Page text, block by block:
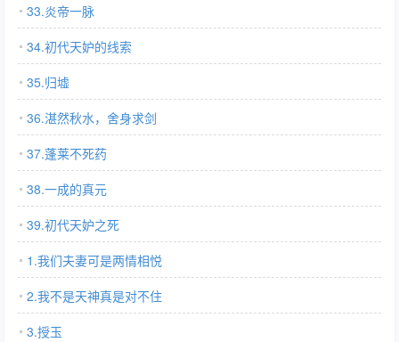
33.炎帝一脉
34.初代天妒的线索
35.归墟
36.湛然秋水，舍身求剑
37.蓬莱不死药
38.一成的真元
39.初代天妒之死
1.我们夫妻可是两情相悦
2.我不是天神真是对不住
3.授玉